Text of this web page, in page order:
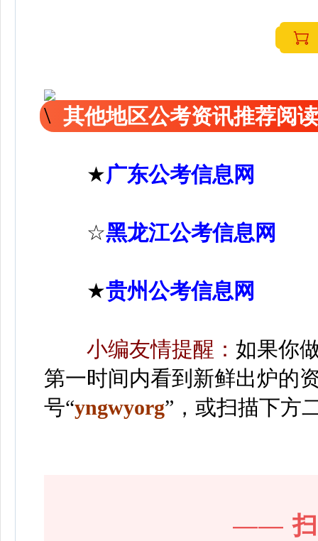
其他地区公考资讯推荐阅读
★广东公考信息网
☆黑龙江公考信息网
★贵州公考信息网
小编友情提醒： 如果你
第一时间内看到新鲜出炉的
号“yngwyorg” ，或扫描下方
——